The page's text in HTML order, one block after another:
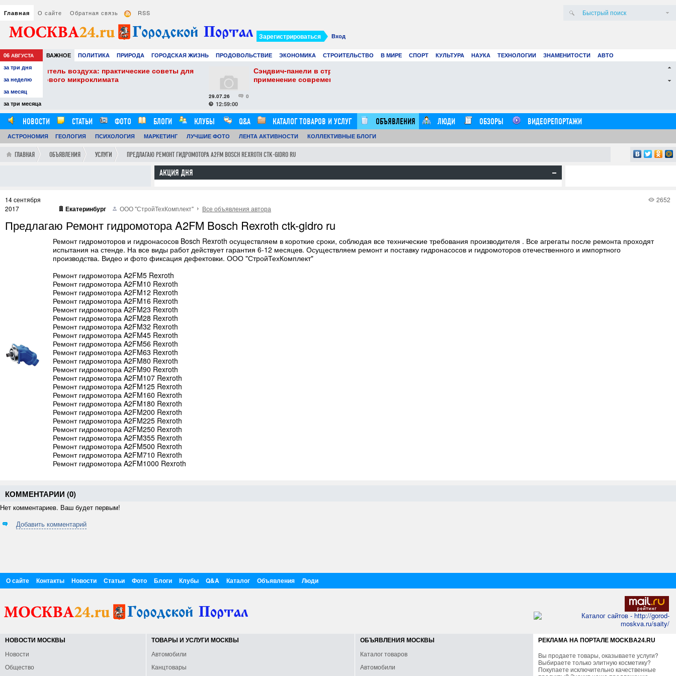
Главная О сайте Обратная связь RSS
Вход
Зарегистрироваться
06 АВГУСТА ВАЖНОЕ ПОЛИТИКА ПРИРОДА ГОРОДСКАЯ ЖИЗНЬ ПРОДОВОЛЬСТВИЕ ЭКОНОМИКА СТРОИТЕЛЬСТВО В МИРЕ СПОРТ КУЛЬТУРА НАУКА ТЕХНОЛОГИИ ЗНАМЕНИТОСТИ
АВТО
за три дня
за неделю
за месяц
за три месяца
советы для
Сэндвич-панели в строительстве: преимущества, особенности и
применение современных материалов
НОВОСТИ СТАТЬИ ФОТО БЛОГИ КЛУБЫ Q&A КАТАЛОГ ТОВАРОВ И УСЛУГ ОБЪЯВЛЕНИЯ ЛЮДИ ОБЗОРЫ ВИДЕОРЕПОРТАЖИ
АСТРОНОМИЯ ГЕОЛОГИЯ ПСИХОЛОГИЯ МАРКЕТИНГ ЛУЧШИЕ ФОТО ЛЕНТА АКТИВНОСТИ КОЛЛЕКТИВНЫЕ БЛОГИ
ГЛАВНАЯ ОБЪЯВЛЕНИЯ УСЛУГИ ПРЕДЛАГАЮ РЕМОНТ ГИДРОМОТОРА A2FM BOSCH REXROTH CTK-GIDRO RU
АКЦИЯ ДНЯ
14 сентября
2017
2652
Екатеринбург ООО "СтройТехКомплект" Все объявления автора
Предлагаю Ремонт гидромотора A2FM Bosch Rexroth ctk-gidro ru
Ремонт гидромоторов и гидронасосов Bosch Rexroth осуществляем в короткие сроки, соблюдая все технические требования производителя . Все агрегаты после ремонта проходят
испытания на стенде. На все виды работ действует гарантия 6-12 месяцев. Осуществляем ремонт и поставку гидронасосов и гидромоторов отечественного и импортного
производства. Видео и фото фиксация дефектовки. ООО "СтройТехКомплект"
Ремонт гидромотора A2FM5 Rexroth
Ремонт гидромотора A2FM10 Rexroth
Ремонт гидромотора A2FM12 Rexroth
Ремонт гидромотора A2FM16 Rexroth
Ремонт гидромотора A2FM23 Rexroth
Ремонт гидромотора A2FM28 Rexroth
Ремонт гидромотора A2FM32 Rexroth
Ремонт гидромотора A2FM45 Rexroth
Ремонт гидромотора A2FM56 Rexroth
Ремонт гидромотора A2FM63 Rexroth
Ремонт гидромотора A2FM80 Rexroth
Ремонт гидромотора A2FM90 Rexroth
Ремонт гидромотора A2FM107 Rexroth
Ремонт гидромотора A2FM125 Rexroth
Ремонт гидромотора A2FM160 Rexroth
Ремонт гидромотора A2FM180 Rexroth
Ремонт гидромотора A2FM200 Rexroth
Ремонт гидромотора A2FM225 Rexroth
Ремонт гидромотора A2FM250 Rexroth
Ремонт гидромотора A2FM355 Rexroth
Ремонт гидромотора A2FM500 Rexroth
Ремонт гидромотора A2FM710 Rexroth
Ремонт гидромотора A2FM1000 Rexroth
КОММЕНТАРИИ (0)
Нет комментариев. Ваш будет первым!
Добавить комментарий
О сайте Контакты Новости Статьи Фото Блоги Клубы Q&A Каталог Объявления Люди
НОВОСТИ МОСКВЫ
Новости
Общество
ТОВАРЫ И УСЛУГИ МОСКВЫ
Автомобили
Канцтовары
ОБЪЯВЛЕНИЯ МОСКВЫ
Каталог товаров
Автомобили
РЕКЛАМА НА ПОРТАЛЕ MOCKBA24.RU
Вы продаете товары, оказываете услуги?
Выбираете только элитную косметику?
Покупаете исключительно качественные